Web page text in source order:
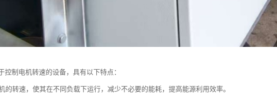
控制电机转速的设备，具有以下特点：
的转速，使其在不同负载下运行，减少不必要的能耗，提高能源利用效率。